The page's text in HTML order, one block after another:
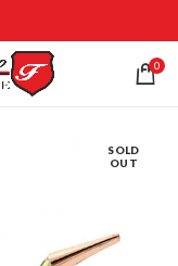
0
SOLD
OUT